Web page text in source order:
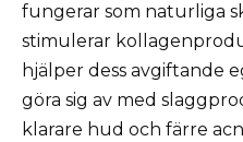
fungerar som naturliga
stimulerar
hjälper dess avgiftande
göra sig av med
klarare hud och färre